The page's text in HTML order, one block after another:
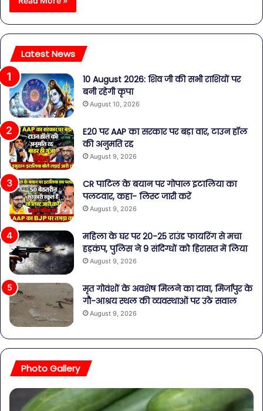
Latest News
10 August 2026: शिव जी की सभी राशियों पर
बनी रहेगी कृपा
August 10, 2026
E20 पर AAP का सरकार पर बड़ा वार, टाउन हॉल
की अनुमति रद्द
August 9, 2026
CR पाटिल के बयान पर गोपाल इटालिया का
पलटवार, कहा- लिस्ट जारी करें
August 9, 2026
महिला के घर पर 20-25 राउंड फायरिंग से मचा
हड़कंप, पुलिस ने 9 संदिग्धों को हिरासत में लिया
August 9, 2026
मृत गोवंशों के अवशेष मिलने का दावा, मिर्जापुर के
गौ-आश्रय स्थल की व्यवस्थाओं पर उठे सवाल
August 9, 2026
Photo Gallery
पेट